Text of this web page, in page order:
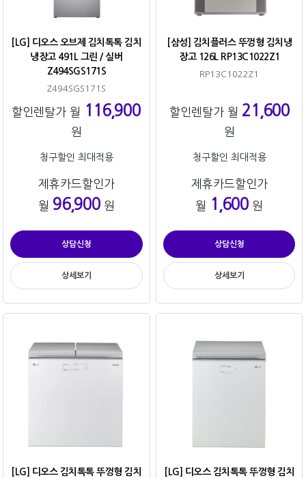
[LG] 디오스 오브제 김치톡톡 김치
냉장고 491L 그린 / 실버
Z494SGS171S
Z494SGS171S
할인렌탈가 월 116,900
원
청구할인 최대적용
제휴카드할인가
월 96,900원
상담신청
상세보기
[삼성] 김치플러스 뚜껑형 김치냉
장고 126L RP13C1022Z1
RP13C1022Z1
할인렌탈가 월 21,600
원
청구할인 최대적용
제휴카드할인가
월 1,600 원
상담신청
상세보기
[LG] 디오스 김치톡톡 뚜껑형 김치
[LG] 디오스 김치톡톡 뚜껑형 김치